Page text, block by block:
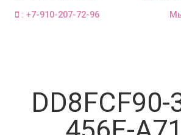
: +7-910-207-72-96
DD8FCF90-